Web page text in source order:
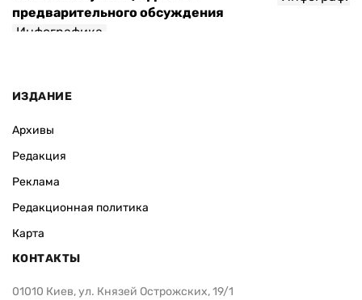
предварительного обсуждения
Инфографика
ИЗДАНИЕ
Архивы
Редакция
Реклама
Редакционная политика
Карта
КОНТАКТЫ
01010 Киев, ул. Князей Острожских, 19/1